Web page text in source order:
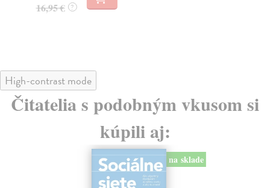
16,95 € ?
High-contrast mode
Čitatelia s podobným vkusom si
kúpili aj:
na sklade